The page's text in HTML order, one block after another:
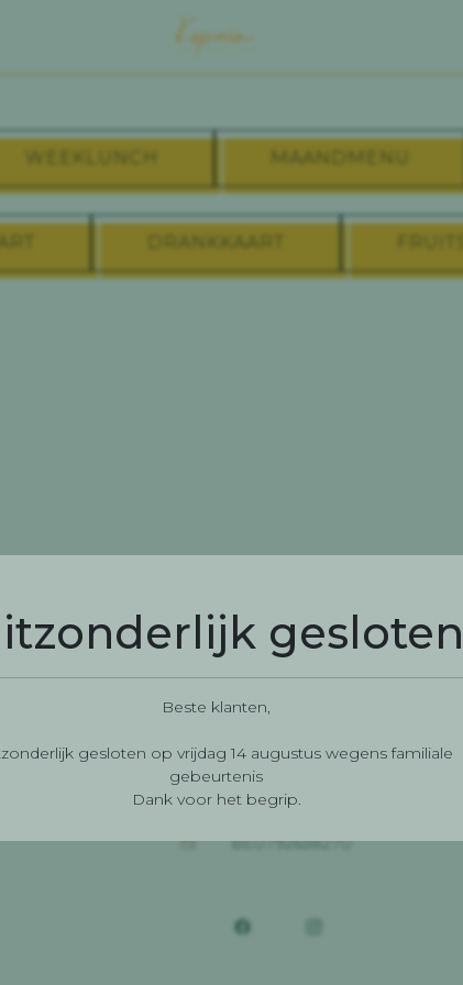
WEEKLUNCH
DRANKKAART
om
CONTACT
Berchemweg 224
9700 Melden
0476583602
resto@kopain.be
BE0792638270
Beste klanten,
gesloten op vrijdag 14 augustus wegens familiale
gebeurtenis
Dank voor het begrip.